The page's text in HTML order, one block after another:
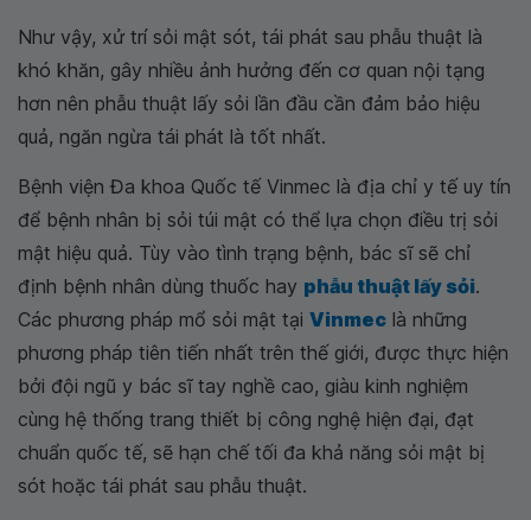
Như vậy, xử trí sỏi mật sót, tái phát sau phẫu thuật là
khó khăn, gây nhiều ảnh hưởng đến cơ quan nội tạng
hơn nên phẫu thuật lấy sỏi lần đầu cần đảm bảo hiệu
quả, ngăn ngừa tái phát là tốt nhất.
Bệnh viện Đa khoa Quốc tế Vinmec là địa chỉ y tế uy tín
để bệnh nhân bị sỏi túi mật có thể lựa chọn điều trị sỏi
mật hiệu quả. Tùy vào tình trạng bệnh, bác sĩ sẽ chỉ
định bệnh nhân dùng thuốc hay phẫu thuật lấy sỏi.
Các phương pháp mổ sỏi mật tại Vinmec là những
phương pháp tiên tiến nhất trên thế giới, được thực hiện
bởi đội ngũ y bác sĩ tay nghề cao, giàu kinh nghiệm
cùng hệ thống trang thiết bị công nghệ hiện đại, đạt
chuẩn quốc tế, sẽ hạn chế tối đa khả năng sỏi mật bị
sót hoặc tái phát sau phẫu thuật.